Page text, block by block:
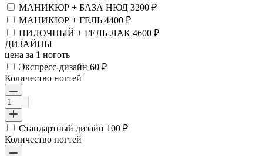
МАНИКЮР + БАЗА НЮД 3200 ₽
МАНИКЮР + ГЕЛЬ 4400 ₽
ПИЛОЧНЫЙ + ГЕЛЬ-ЛАК 4600 ₽
ДИЗАЙНЫ
цена за 1 ноготь
Экспресс-дизайн 60 ₽
Количество ногтей
Стандартный дизайн 100 ₽
Количество ногтей